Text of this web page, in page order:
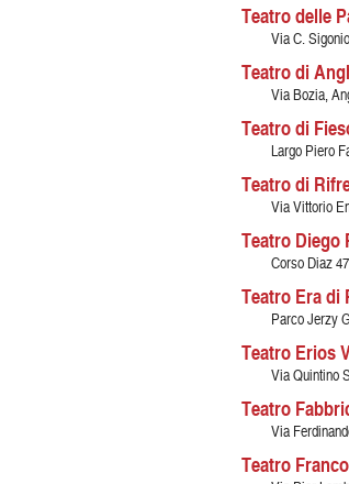
Teatro delle
Via C.
Teatro di
Via Bozia,
Teatro di
Largo Piero
Teatro di
Via Vittorio
Teatro Diego
Corso Diaz
Teatro Era di
Parco Jerzy
Teatro Erios
Via Quintino
Teatro
Via
Teatro